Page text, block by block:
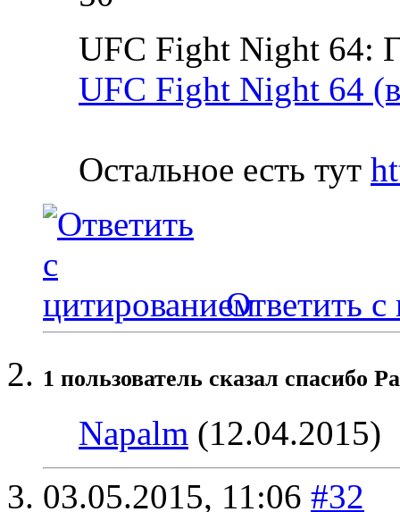
UFC Fight Night 64:
UFC Fight Night 64
Остальное есть тут
Ответить с
1 пользователь сказал cпасибо
Napalm (12.04.2015)
03.05.2015, 11:06 #32